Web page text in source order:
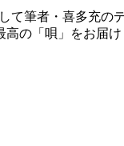
て筆者・喜多充
高の「唄」をお届